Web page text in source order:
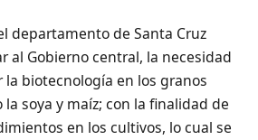
departamento de Santa Cruz
al Gobierno central, la necesidad
biotecnología en los granos
soya y maíz; con la finalidad de
en los cultivos, lo cual se